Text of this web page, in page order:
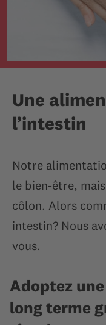
Une
l’intestin
Notre
le bien-être,
côlon. Alors
intestin? Nous
vous.
Adoptez
long terme